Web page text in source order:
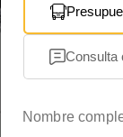
Consulta